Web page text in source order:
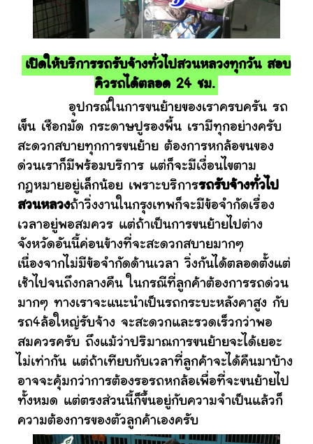
เปิดให้บริการรถรับจ้างทั่วไปสวนหลวงทุกวัน สอบ
คิวรถได้ตลอด 24 ชม.
อุปกรณ์ในการขนย้ายของเราครบครัน รถ
เข็น เชือกมัด กระดาษปูรองพื้น เรามีทุกอย่างครับ
สะดวกสบายทุกการขนย้าย ต้องการหกล้อขนของ
ด่วนเราก็มีพร้อมบริการ แต่ก็จะมีเงื่อนไขตาม
กฎหมายอยู่เล็กน้อย เพราะบริการรถรับจ้างทั่วไป
สวนหลวงถ้าวิ่งงานในกรุงเทพก็จะมีข้อจำกัดเรื่อง
เวลาอยู่พอสมควร แต่ถ้าเป็นการขนย้ายไปต่าง
จังหวัดอันนี้ค่อนข้างที่จะสะดวกสบายมากๆ
เนื่องจากไม่มีข้อจำกัดด้านเวลา วิ่งกันได้ตลอดตั้งแต่
เช้าไปจนถึงกลางคืน ในกรณีที่ลูกค้าต้องการรถด่วน
มากๆ ทางเราจะแนะนำเป็นรถกระบะหลังคาสูง กับ
รถ4ล้อใหญ่รับจ้าง จะสะดวกและรวดเร็วกว่าพอ
สมควรครับ ถึงแม้ว่าปริมาณการขนย้ายจะได้เยอะ
ไม่เท่ากัน แต่ถ้าเทียบกับเวลาที่ลูกค้าจะได้คืนมาบ้าง
อาจจะคุ้มกว่าการต้องรอรถหกล้อเพื่อที่จะขนย้ายไป
ทั้งหมด แต่ตรงส่วนนี้ก็ขึ้นอยู่กับความจำเป็นแล้วก็
ความต้องการของตัวลูกค้าเองครับ